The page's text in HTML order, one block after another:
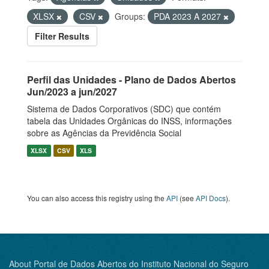
XLSX
CSV Groups:
PDA 2023 A 2027
Filter Results
Perfil das Unidades - Plano de Dados Abertos
Jun/2023 a jun/2027
Sistema de Dados Corporativos (SDC) que contém
tabela das Unidades Orgânicas do INSS, informações
sobre as Agências da Previdência Social
XLSX CSV XLS
You can also access this registry using the API (see API Docs).
About Portal de Dados Abertos do Instituto Nacional do Seguro